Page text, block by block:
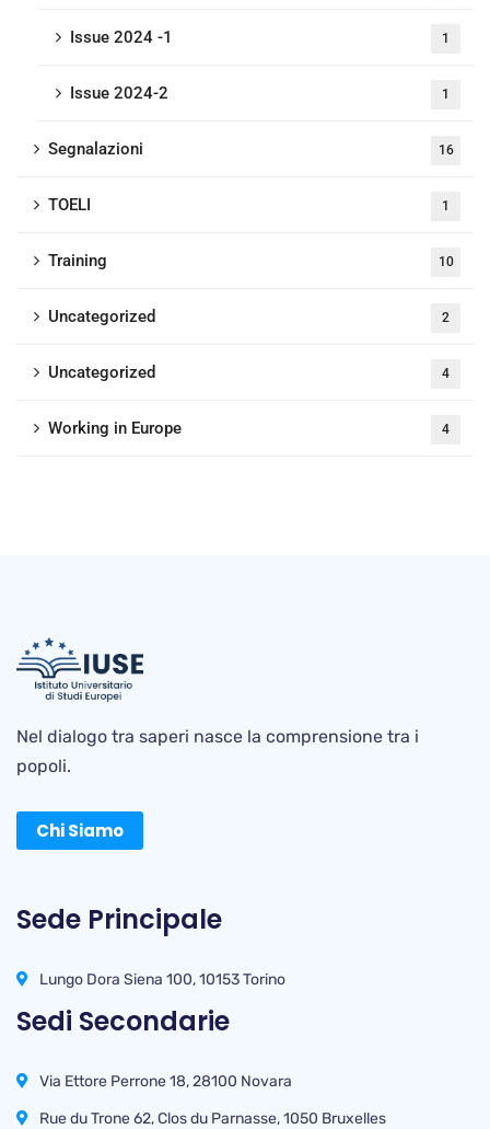
Issue 2024 -1 1
Issue 2024-2 1
Segnalazioni 16
TOELI 1
Training 10
Uncategorized 2
Uncategorized 4
Working in Europe 4
Nel dialogo tra saperi nasce la comprensione tra i
popoli.
Chi Siamo
Sede Principale
Lungo Dora Siena 100, 10153 Torino
Sedi Secondarie
Via Ettore Perrone 18, 28100 Novara
Rue du Trone 62, Clos du Parnasse, 1050 Bruxelles